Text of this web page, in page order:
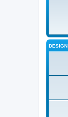
DESIGN